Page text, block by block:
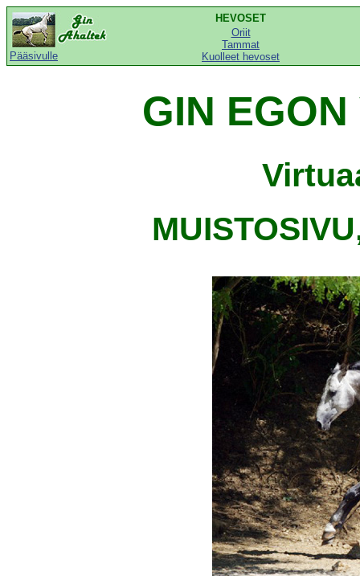
Pääsivulle
HEVOSET
Oriit
Tammat
Kuolleet hevoset
GIN